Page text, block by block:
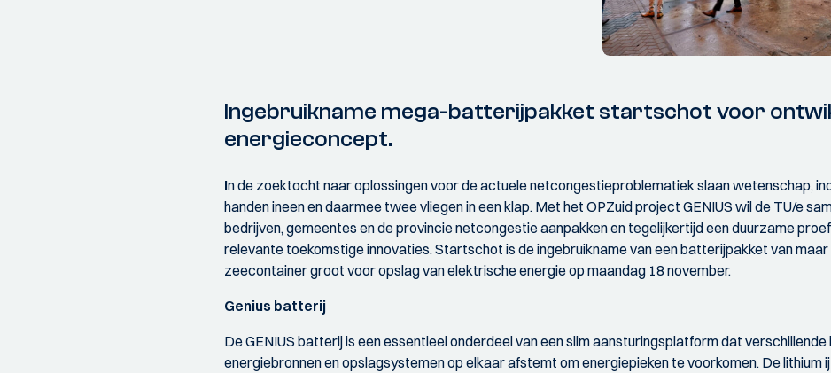
Ingebruikname mega-batterijpakket startschot voor
energieconcept.
In de zoektocht naar oplossingen voor de actuele netcongestieproblematiek slaan wetenschap,
handen ineen en daarmee twee vliegen in een klap. Met het OPZuid project GENIUS wil de TU/e
bedrijven, gemeentes en de provincie netcongestie aanpakken en tegelijkertijd een duurzame
relevante toekomstige innovaties. Startschot is de ingebruikname van een batterijpakket van
zeecontainer groot voor opslag van elektrische energie op maandag 18 november.
Genius batterij
De GENIUS batterij is een essentieel onderdeel van een slim aansturingsplatform dat
energiebronnen en opslagsystemen op elkaar afstemt om energiepieken te voorkomen. De